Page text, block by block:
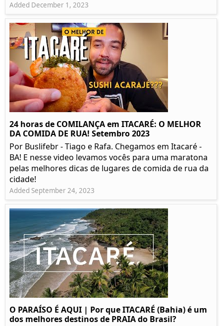
Added December 1, 2023
24 horas de COMILANÇA em ITACARÉ: O MELHOR
DA COMIDA DE RUA! Setembro 2023
Por Buslifebr - Tiago e Rafa. Chegamos em Itacaré -
BA! E nesse video levamos vocês para uma maratona
pelas melhores dicas de lugares de comida de rua da
cidade!
Added September 24, 2023
O PARAÍSO É AQUI | Por que ITACARÉ (Bahia) é um
dos melhores destinos de PRAIA do Brasil?